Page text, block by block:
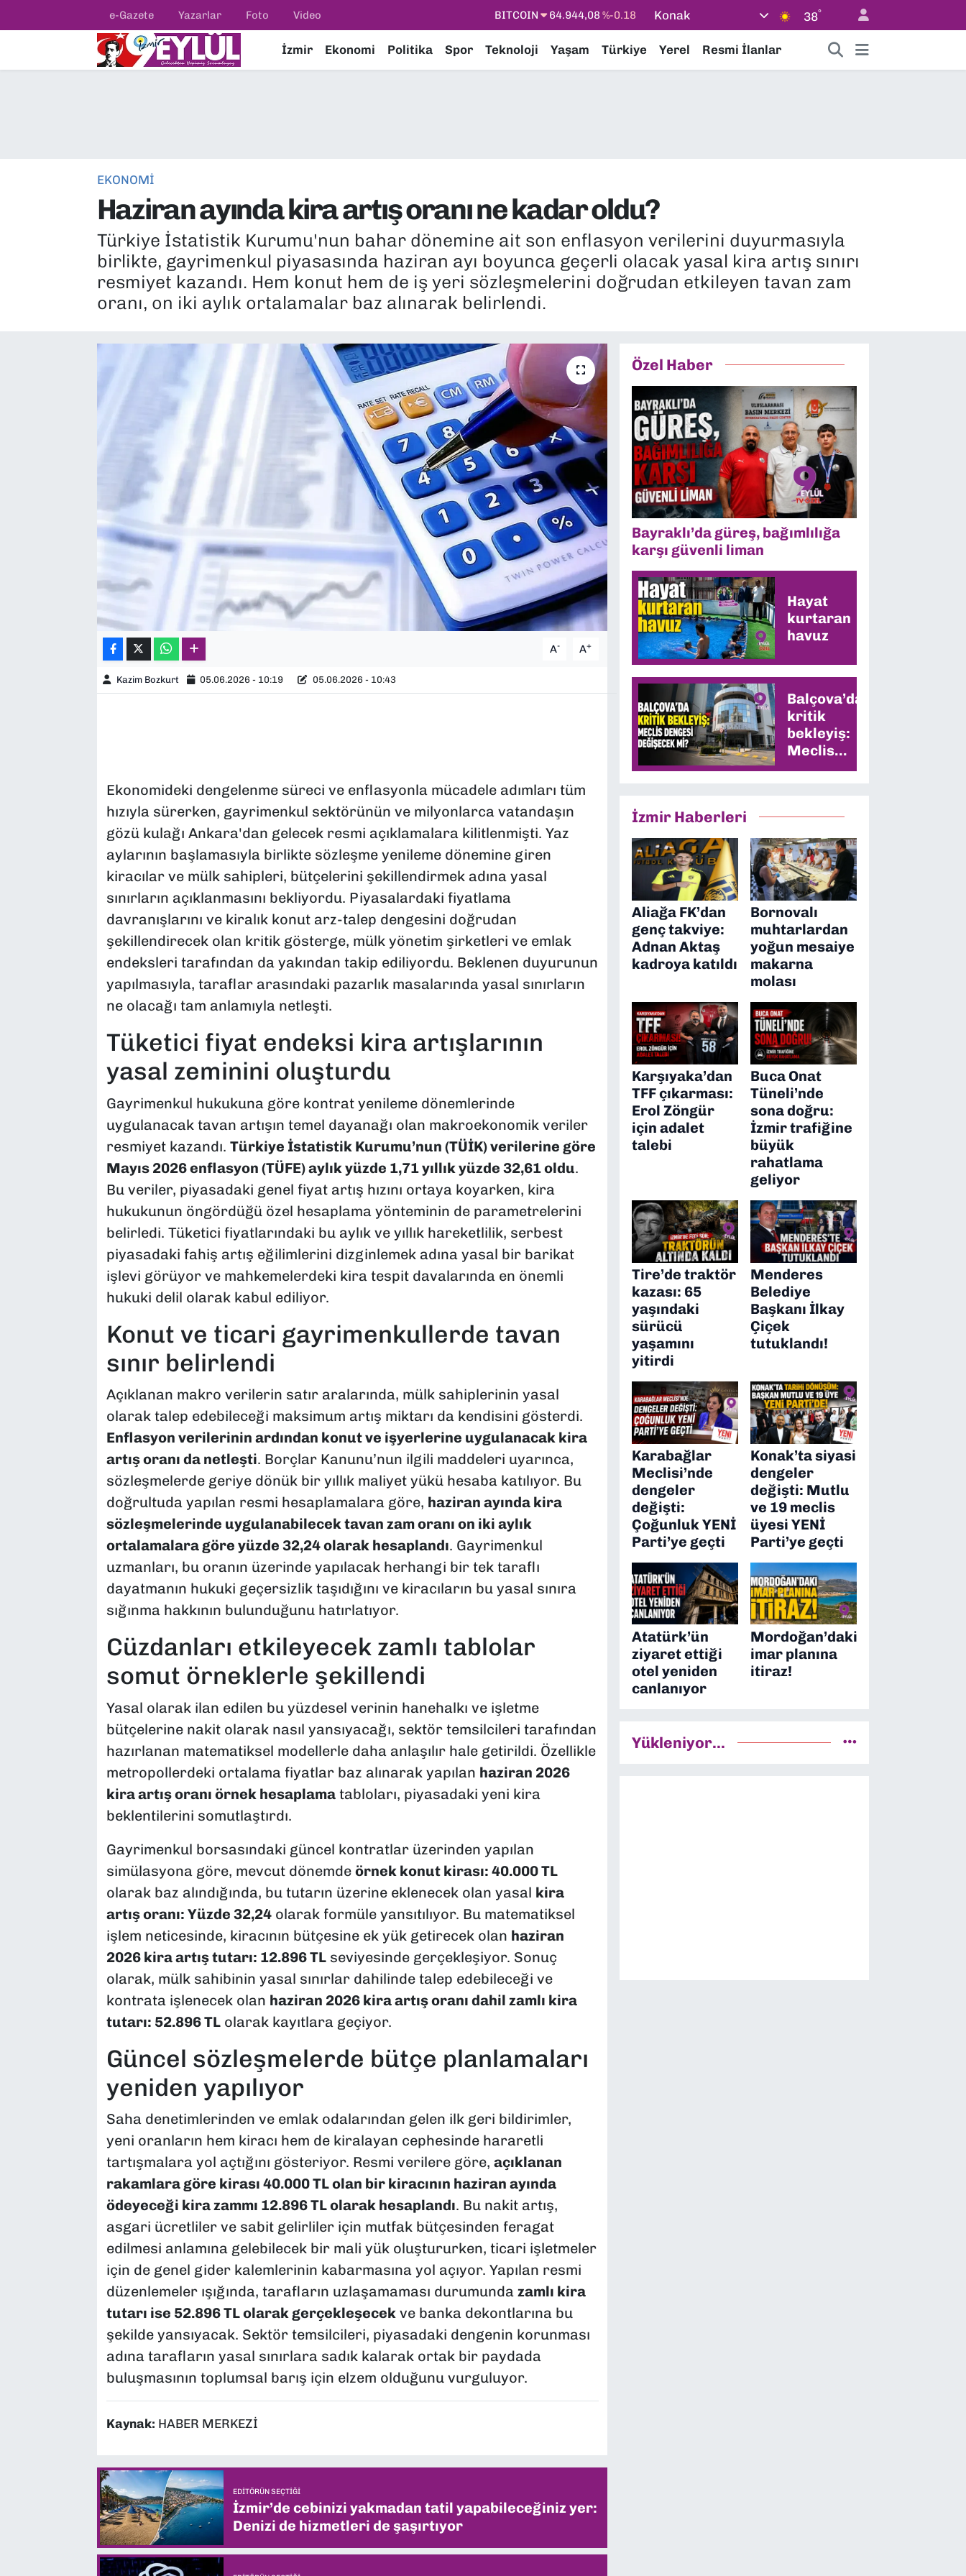
e-Gazete Yazarlar Foto Video DOLAR 47,7436%0.18
STERLİN
64,4811%0.38
Konak 38°
İzmir Ekonomi Politika Spor Teknoloji Yaşam Türkiye Yerel Resmi İlanlar
EKONOMİ
Haziran ayında kira artış oranı ne kadar oldu?
Türkiye İstatistik Kurumu'nun bahar dönemine ait son enflasyon verilerini duyurmasıyla
birlikte, gayrimenkul piyasasında haziran ayı boyunca geçerli olacak yasal kira artış sınırı
resmiyet kazandı. Hem konut hem de iş yeri sözleşmelerini doğrudan etkileyen tavan zam
oranı, on iki aylık ortalamalar baz alınarak belirlendi.
A- A+
Kazim Bozkurt 05.06.2026 - 10:19 05.06.2026 - 10:43
Ekonomideki dengelenme süreci ve enflasyonla mücadele adımları tüm
hızıyla sürerken, gayrimenkul sektörünün ve milyonlarca vatandaşın
gözü kulağı Ankara'dan gelecek resmi açıklamalara kilitlenmişti. Yaz
aylarının başlamasıyla birlikte sözleşme yenileme dönemine giren
kiracılar ve mülk sahipleri, bütçelerini şekillendirmek adına yasal
sınırların açıklanmasını bekliyordu. Piyasalardaki fiyatlama
davranışlarını ve kiralık konut arz-talep dengesini doğrudan
şekillendirecek olan kritik gösterge, mülk yönetim şirketleri ve emlak
endeksleri tarafından da yakından takip ediliyordu. Beklenen duyurunun
yapılmasıyla, taraflar arasındaki pazarlık masalarında yasal sınırların
ne olacağı tam anlamıyla netleşti.
​Tüketici fiyat endeksi kira artışlarının
yasal zeminini oluşturdu
​Gayrimenkul hukukuna göre kontrat yenileme dönemlerinde
uygulanacak tavan artışın temel dayanağı olan makroekonomik veriler
resmiyet kazandı. Türkiye İstatistik Kurumu’nun (TÜİK) verilerine göre
Mayıs 2026 enflasyon (TÜFE) aylık yüzde 1,71 yıllık yüzde 32,61 oldu.
Bu veriler, piyasadaki genel fiyat artış hızını ortaya koyarken, kira
hukukunun öngördüğü özel hesaplama yönteminin de parametrelerini
belirledi. Tüketici fiyatlarındaki bu aylık ve yıllık hareketlilik, serbest
piyasadaki fahiş artış eğilimlerini dizginlemek adına yasal bir barikat
işlevi görüyor ve mahkemelerdeki kira tespit davalarında en önemli
hukuki delil olarak kabul ediliyor.
​Konut ve ticari gayrimenkullerde tavan
sınır belirlendi
​Açıklanan makro verilerin satır aralarında, mülk sahiplerinin yasal
olarak talep edebileceği maksimum artış miktarı da kendisini gösterdi.
Enflasyon verilerinin ardından konut ve işyerlerine uygulanacak kira
artış oranı da netleşti. Borçlar Kanunu’nun ilgili maddeleri uyarınca,
sözleşmelerde geriye dönük bir yıllık maliyet yükü hesaba katılıyor. Bu
doğrultuda yapılan resmi hesaplamalara göre, haziran ayında kira
sözleşmelerinde uygulanabilecek tavan zam oranı on iki aylık
ortalamalara göre yüzde 32,24 olarak hesaplandı. Gayrimenkul
uzmanları, bu oranın üzerinde yapılacak herhangi bir tek taraflı
dayatmanın hukuki geçersizlik taşıdığını ve kiracıların bu yasal sınıra
sığınma hakkının bulunduğunu hatırlatıyor.
​Cüzdanları etkileyecek zamlı tablolar
somut örneklerle şekillendi
​Yasal olarak ilan edilen bu yüzdesel verinin hanehalkı ve işletme
bütçelerine nakit olarak nasıl yansıyacağı, sektör temsilcileri tarafından
hazırlanan matematiksel modellerle daha anlaşılır hale getirildi. Özellikle
metropollerdeki ortalama fiyatlar baz alınarak yapılan haziran 2026
kira artış oranı örnek hesaplamatabloları, piyasadaki yeni kira
beklentilerini somutlaştırdı.
​Gayrimenkul borsasındaki güncel kontratlar üzerinden yapılan
simülasyona göre, mevcut dönemde örnek konut kirası: 40.000 TL
olarak baz alındığında, bu tutarın üzerine eklenecek olan yasal kira
artış oranı: Yüzde 32,24olarak formüle yansıtılıyor. Bu matematiksel
işlem neticesinde, kiracının bütçesine ek yük getirecek olan haziran
2026 kira artış tutarı: 12.896 TLseviyesinde gerçekleşiyor. Sonuç
olarak, mülk sahibinin yasal sınırlar dahilinde talep edebileceği ve
kontrata işlenecek olan haziran 2026 kira artış oranı dahil zamlı kira
tutarı: 52.896 TLolarak kayıtlara geçiyor.
​Güncel sözleşmelerde bütçe planlamaları
yeniden yapılıyor
​Saha denetimlerinden ve emlak odalarından gelen ilk geri bildirimler,
yeni oranların hem kiracı hem de kiralayan cephesinde hararetli
tartışmalara yol açtığını gösteriyor. Resmi verilere göre, açıklanan
rakamlara göre kirası 40.000 TL olan bir kiracının haziran ayında
ödeyeceği kira zammı 12.896 TL olarak hesaplandı. Bu nakit artış,
asgari ücretliler ve sabit gelirliler için mutfak bütçesinden feragat
edilmesi anlamına gelebilecek bir mali yük oluştururken, ticari işletmeler
için de genel gider kalemlerinin kabarmasına yol açıyor. Yapılan resmi
düzenlemeler ışığında, tarafların uzlaşamaması durumunda zamlı kira
tutarı ise 52.896 TL olarak gerçekleşecekve banka dekontlarına bu
şekilde yansıyacak. Sektör temsilcileri, piyasadaki dengenin korunması
adına tarafların yasal sınırlara sadık kalarak ortak bir paydada
buluşmasının toplumsal barış için elzem olduğunu vurguluyor.
Kaynak: HABER MERKEZİ
EDITÖRÜN SEÇTIĞI
İzmir’de cebinizi yakmadan tatil yapabileceğiniz yer:
Denizi de hizmetleri de şaşırtıyor
Özel Haber
Bayraklı’da güreş, bağımlılığa
karşı güvenli liman
Hayat
kurtaran
havuz
Balçova’da
kritik
bekleyiş:
Meclis
dengesi
İzmir Haberleri
Aliağa FK’dan
genç takviye:
Adnan Aktaş
kadroya katıldı
Bornovalı
muhtarlardan
yoğun mesaiye
makarna
molası
Karşıyaka’dan
TFF çıkarması:
Erol Zöngür
için adalet
talebi
Buca Onat
Tüneli’nde
sona doğru:
İzmir trafiğine
büyük
rahatlama
geliyor
Tire’de traktör
kazası: 65
yaşındaki
sürücü
yaşamını
yitirdi
Menderes
Belediye
Başkanı İlkay
Çiçek
tutuklandı!
Karabağlar
Meclisi’nde
dengeler
değişti:
Çoğunluk YENİ
Parti’ye geçti
Konak’ta siyasi
dengeler
değişti: Mutlu
ve 19 meclis
üyesi YENİ
Parti’ye geçti
Atatürk’ün
ziyaret ettiği
otel yeniden
canlanıyor
Mordoğan’daki
imar planına
itiraz!
Yükleniyor...
Resmi İlanlar
EKONOMİ
KÜLTÜR SANAT
YEREL YÖNETİMLER
Konak Nöbetçi Eczaneler
Tüm Manşetler
Son Dakika Haberleri